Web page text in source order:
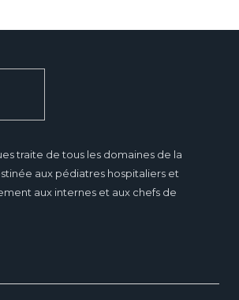
traite de tous les domaines de la
aux pédiatres hospitaliers et
aux internes et aux chefs de